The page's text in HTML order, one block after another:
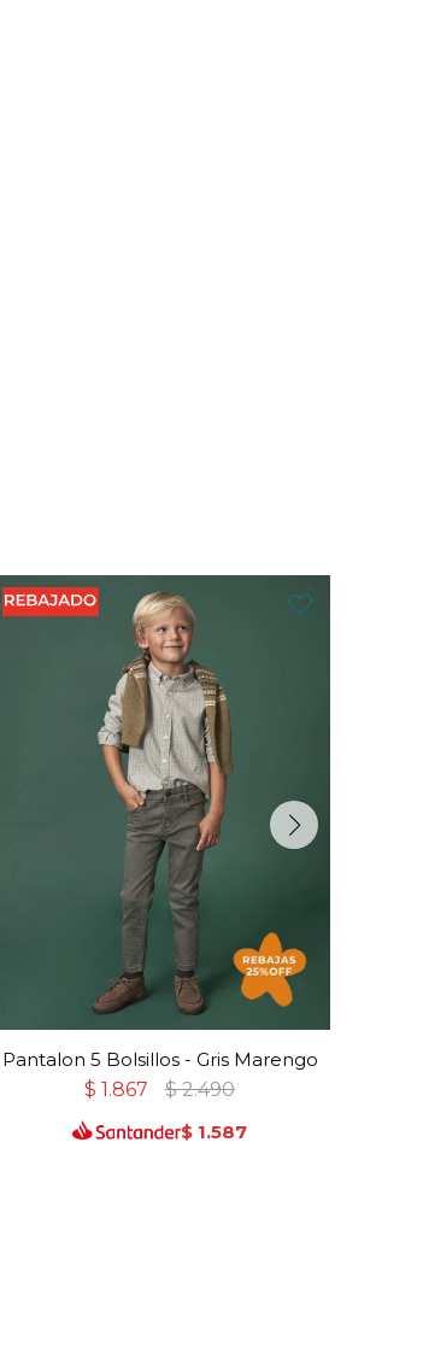
Pantalon 5 Bolsillos - Gris Marengo
$ 1.867 $ 2.490
$ 1.587